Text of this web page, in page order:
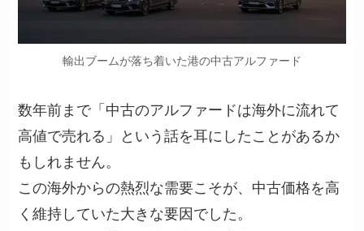
輸出ブームが落ち着いた港の中古アルファード
数年前まで「中古のアルファードは海外に流れて
高値で売れる」という話を耳にしたことがあるか
もしれません。
この海外からの熱烈な需要こそが、中古価格を高
く維持していた大きな要因でした。